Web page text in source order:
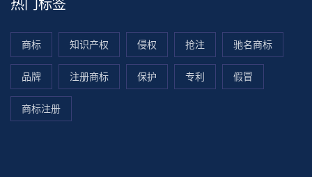
热门标签
商标 知识产权 侵权 抢注 驰名商标
品牌 注册商标 保护 专利 假冒
商标注册